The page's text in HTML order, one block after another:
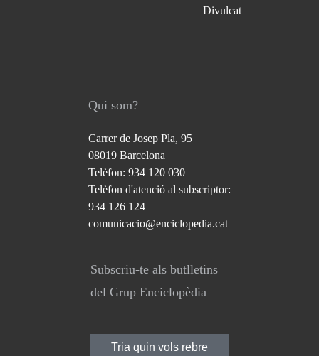
Divulcat
Qui som?
Carrer de Josep Pla, 95
08019 Barcelona
Telèfon: 934 120 030
Telèfon d'atenció al subscriptor:
934 126 124
comunicacio@enciclopedia.cat
Subscriu-te als butlletins
del Grup Enciclopèdia
Tria quin vols rebre